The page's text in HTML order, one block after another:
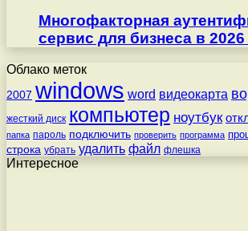
Многофакторная
сервис для бизнеса в 2026
Облако меток
2007 windows word видеокарта
жесткий диск компьютер ноутбук
папка пароль подключить проверить программа
строка убрать удалить файл флешка
Интересное